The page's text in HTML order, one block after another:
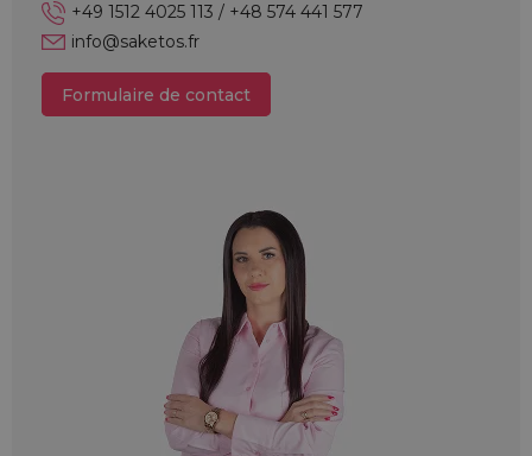
+49 1512 4025 113 / +48 574 441 577
info@saketos.fr
Formulaire de contact